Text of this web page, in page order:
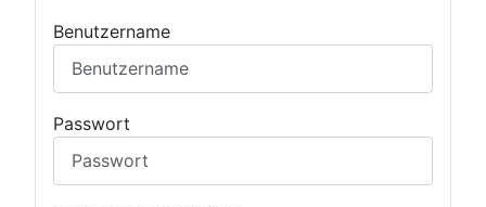
Benutzername
Passwort